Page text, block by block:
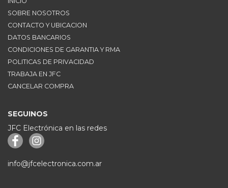
SOBRE NOSOTROS
CONTACTO Y UBICACION
DATOS BANCARIOS
CONDICIONES DE GARANTIA Y RMA
POLITICAS DE PRIVACIDAD
TRABAJA EN JFC
CANCELAR COMPRA
SEGUINOS
JFC Electrónica en las redes
info@jfcelectronica.com.ar